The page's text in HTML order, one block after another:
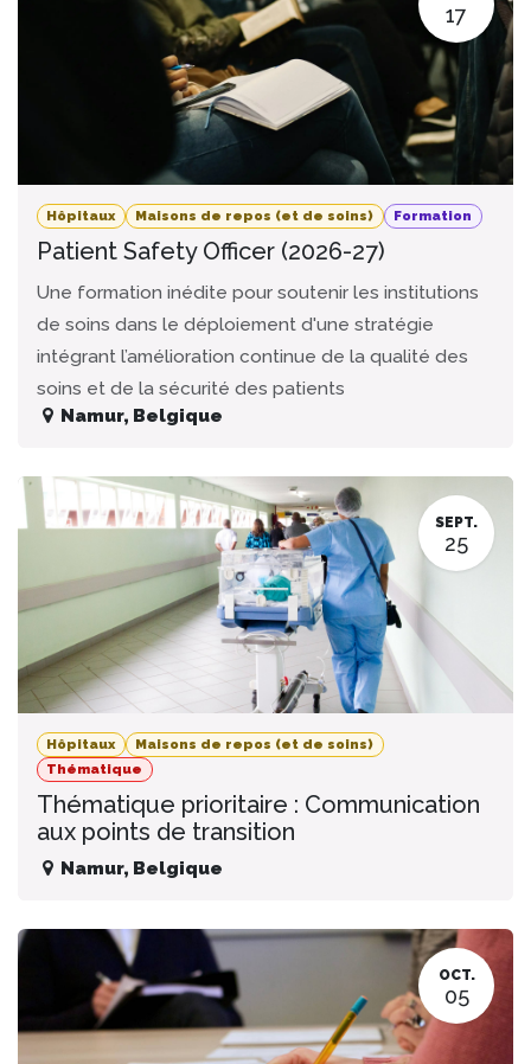
17
Hôpitaux Maisons de repos (et de soins) Formation
Patient Safety Officer (2026-27)
Une formation inédite pour soutenir les institutions
de soins dans le déploiement d'une stratégie
intégrant l’amélioration continue de la qualité des
soins et de la sécurité des patients
Namur, Belgique
SEPT.
25
Hôpitaux
Maisons de repos (et de soins)
Thématique
Thématique prioritaire : Communication
aux points de transition
Namur, Belgique
OCT.
05